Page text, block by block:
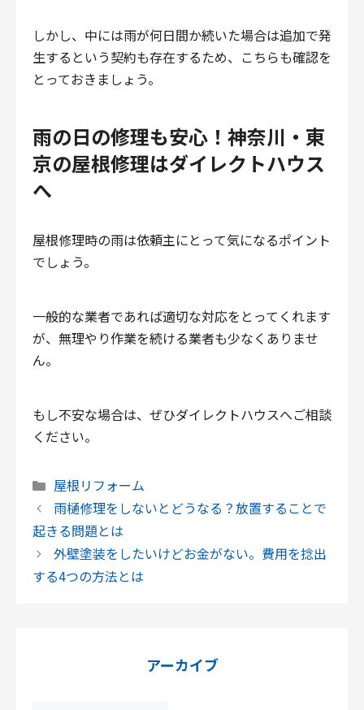
しかし、中には雨が何日間か続いた場合は追加で発
生するという契約も存在するため、こちらも確認を
とっておきましょう。
雨の日の修理も安心！神奈川・東
京の屋根修理はダイレクトハウス
へ
屋根修理時の雨は依頼主にとって気になるポイント
でしょう。
一般的な業者であれば適切な対応をとってくれます
が、無理やり作業を続ける業者も少なくありませ
ん。
もし不安な場合は、ぜひダイレクトハウスへご相談
ください。
カ
テ
ゴ
リ
ー
屋根リフォーム
雨樋修理をしないとどうなる？放置することで
起きる問題とは
外壁塗装をしたいけどお金がない。費用を捻出
する4つの方法とは
アーカイブ